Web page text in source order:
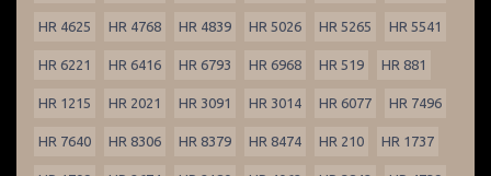
HR 4625 HR 4768 HR 4839 HR 5026 HR 5265 HR 5541
HR 6221 HR 6416 HR 6793 HR 6968 HR 519 HR 881
HR 1215 HR 2021 HR 3091 HR 3014 HR 6077 HR 7496
HR 7640 HR 8306 HR 8379 HR 8474 HR 210 HR 1737